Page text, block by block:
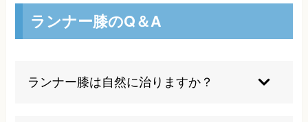
ランナー膝のQ＆A
ランナー膝は自然に治りますか？